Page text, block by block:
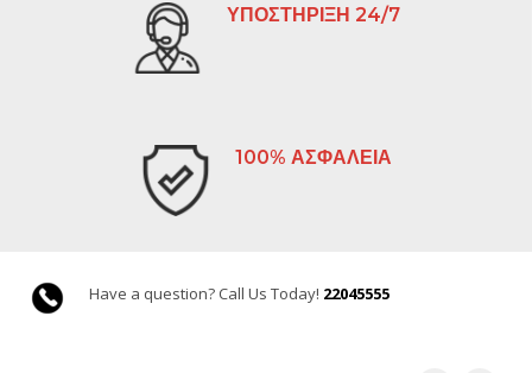
ΥΠΟΣΤΗΡΙΞΗ 24/7
100% ΑΣΦΑΛΕΙΑ
Have a question? Call Us Today! 22045555